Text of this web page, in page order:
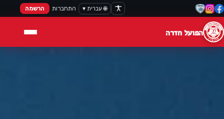
🌐 עברית ▾ התחברות הרשמה
הפועל חדרה